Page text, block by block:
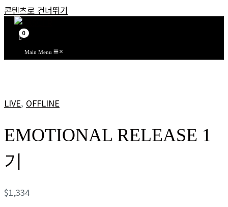
콘텐츠로 건너뛰기
Main Menu
LIVE, OFFLINE
EMOTIONAL RELEASE 1
기
$1,334